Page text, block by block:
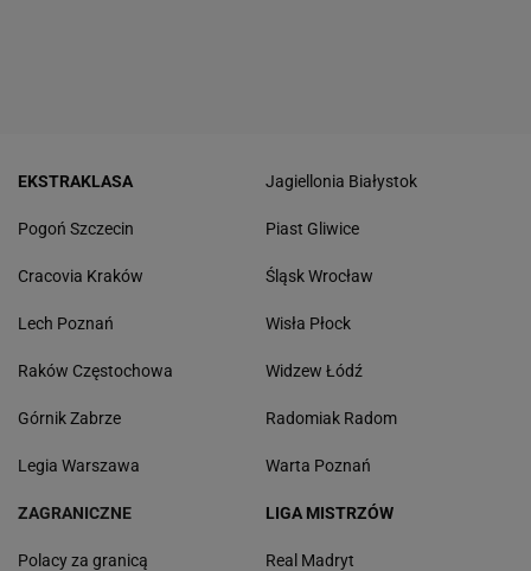
EKSTRAKLASA
Pogoń Szczecin
Cracovia Kraków
Lech Poznań
Raków Częstochowa
Górnik Zabrze
Legia Warszawa
Jagiellonia Białystok
Piast Gliwice
Śląsk Wrocław
Wisła Płock
Widzew Łódź
Radomiak Radom
Warta Poznań
ZAGRANICZNE
Polacy za granicą
LIGA MISTRZÓW
Real Madryt